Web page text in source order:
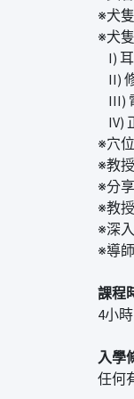
※犬
※犬
I)
II)
III)
IV)
※穴
※教
※分
※教
※深
※導
課程
4小時
入學
任何